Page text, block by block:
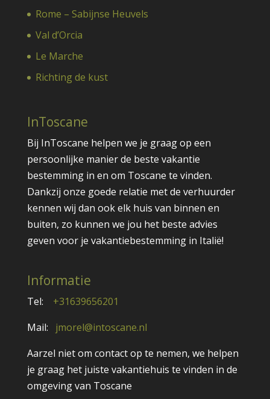
Rome – Sabijnse Heuvels
Val d’Orcia
Le Marche
Richting de kust
InToscane
Bij InToscane helpen we je graag op een
persoonlijke manier de beste vakantie
bestemming in en om Toscane te vinden.
Dankzij onze goede relatie met de verhuurder
kennen wij dan ook elk huis van binnen en
buiten, zo kunnen we jou het beste advies
geven voor je vakantiebestemming in Italië!
Informatie
Tel: +31639656201
Mail: jmorel@intoscane.nl
Aarzel niet om contact op te nemen, we helpen
je graag het juiste vakantiehuis te vinden in de
omgeving van Toscane